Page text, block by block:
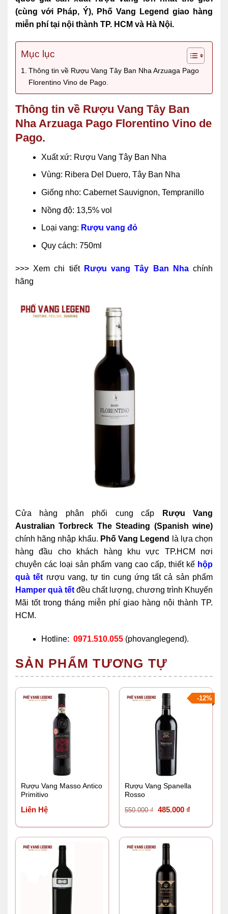
(cùng với Pháp, Ý), Phố Vang Legend giao hàng
miễn phí tại nội thành TP. HCM và Hà Nội.
Mục lục
Thông tin về Rượu Vang Tây Ban Nha Arzuaga Pago
Florentino Vino de Pago.
Thông tin về Rượu Vang Tây Ban
Nha Arzuaga Pago Florentino Vino de
Pago.
Xuất xứ: Rượu Vang Tây Ban Nha
Vùng: Ribera Del Duero, Tây Ban Nha
Giống nho: Cabernet Sauvignon, Tempranillo
Nồng độ: 13,5% vol
Loại vang: Rượu vang đỏ
Quy cách: 750ml
>>> Xem chi tiết Rượu vang Tây Ban Nha chính
hãng
Cửa hàng phân phối cung cấp
Rượu Vang
Australian Torbreck The Steading (Spanish wine)
chính hãng nhập khẩu. Phố Vang Legend
là lựa chọn
hàng đầu cho khách hàng khu vực TP.HCM nơi
chuyên các loại sản phẩm vang cao cấp, thiết kế hộp
quà tết rượu vang, tự tin cung ứng tất cả sản phẩm
Hamper quà tết đều chất lượng, chương trình Khuyến
Mãi tốt trong tháng miễn phí giao hàng nội thành TP.
HCM.
Hotline: 0971.510.055 (phovanglegend).
SẢN PHẨM TƯƠNG TỰ
Rượu Vang Masso Antico
Primitivo
Liên Hệ
-12%
Rượu Vang Spanella
Rosso
550.000₫ Giá
550.000 ₫.
485.000 ₫Giá